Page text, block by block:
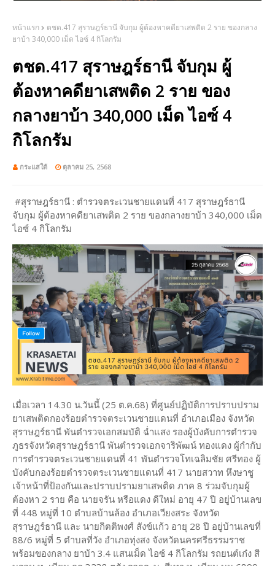
หน้าแรก
ตชด.417 สุราษฎร์ธานี จับกุม ผู้ต้องหาคดียาเสพติด 2 ราย ของกลาง
ยาบ้า 340,000 เม็ด ไอซ์ 4 กิโลกรัม
ตชด.417 สุราษฎร์ธานี จับกุม ผู้
ต้องหาคดียาเสพติด 2 ราย ของ
กลางยาบ้า 340,000 เม็ด ไอซ์ 4
กิโลกรัม
กระแสใต้ ตุลาคม 25, 2568
#สุราษฎร์ธานี : ตำรวจตระเวนชายแดนที่ 417 สุราษฎร์ธานี
จับกุม ผู้ต้องหาคดียาเสพติด 2 ราย ของกลางยาบ้า 340,000 เม็ด
ไอซ์ 4 กิโลกรัม
เมื่อเวลา 14.30 น.วันนี้ (25 ต.ค.68) ที่ศูนย์ปฏิบัติการปราบปราม
ยาเสพติดกองร้อยตำรวจตระเวนชายแดนที่ อำเภอเมือง จังหวัด
สุราษฎร์ธานี พันตำรวจเอกสมบัติ ฉ่ำแสง รองผู้บังคับการตำรวจ
ภูธรจังหวัดสุราษฎร์ธานี พันตำรวจเอกจาริพัฒน์ ทองแดง ผู้กำกับ
การตำรวจตระเวนชายแดนที่ 41 พันตำรวจโทเฉลิมชัย ศรีทอง ผู้
บังคับกองร้อยตำรวจตระเวนชายแดนที่ 417 นายสวาท หึงษาชู
เจ้าหน้าที่ป้องกันและปราบปรามยาเสพติด ภาค 8 ร่วมจับกุมผู้
ต้องหา 2 ราย คือ นายจรัน หรือแดง ดีใหม่ อายุ 47 ปี อยู่บ้านเลข
ที่ 448 หมู่ที่ 10 ตำบลบ้านล้อง อำเภอเวียงสระ จังหวัด
สุราษฎร์ธานี และ นายกิตติพงศ์ สังข์แก้ว อายุ 28 ปี อยู่บ้านเลขที่
88/6 หมู่ที่ 5 ตำบลที่วัง อำเภอทุ่งสง จังหวัดนครศรีธรรมราช
พร้อมของกลาง ยาบ้า 3.4 แสนเม็ด ไอซ์ 4 กิโลกรัม รถยนต์เก๋ง สี